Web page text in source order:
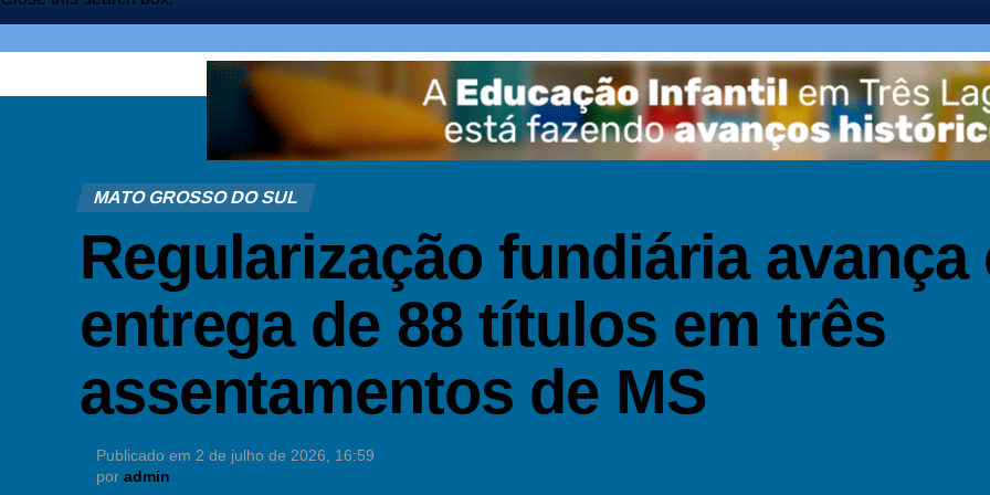
MATO GROSSO DO SUL
Regularização fundiária avança
entrega de 88 títulos em três
assentamentos de MS
Publicado em 2 de julho de 2026, 16:59
por admin